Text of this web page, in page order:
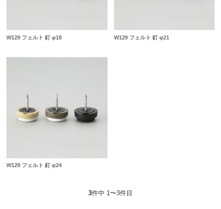
W129 フェルト 釘 φ18 W129 フェルト 釘 φ21
W129 フェルト 釘 φ24
3件中 1〜3件目